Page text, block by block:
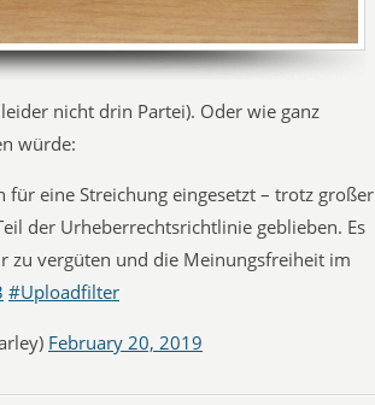
nicht drin Partei). Oder wie ganz
würde:
für eine Streichung eingesetzt – trotz großer
der Urheberrechtsrichtlinie geblieben. Es
zu vergüten und die Meinungsfreiheit im
#Uploadfilter
February 20, 2019